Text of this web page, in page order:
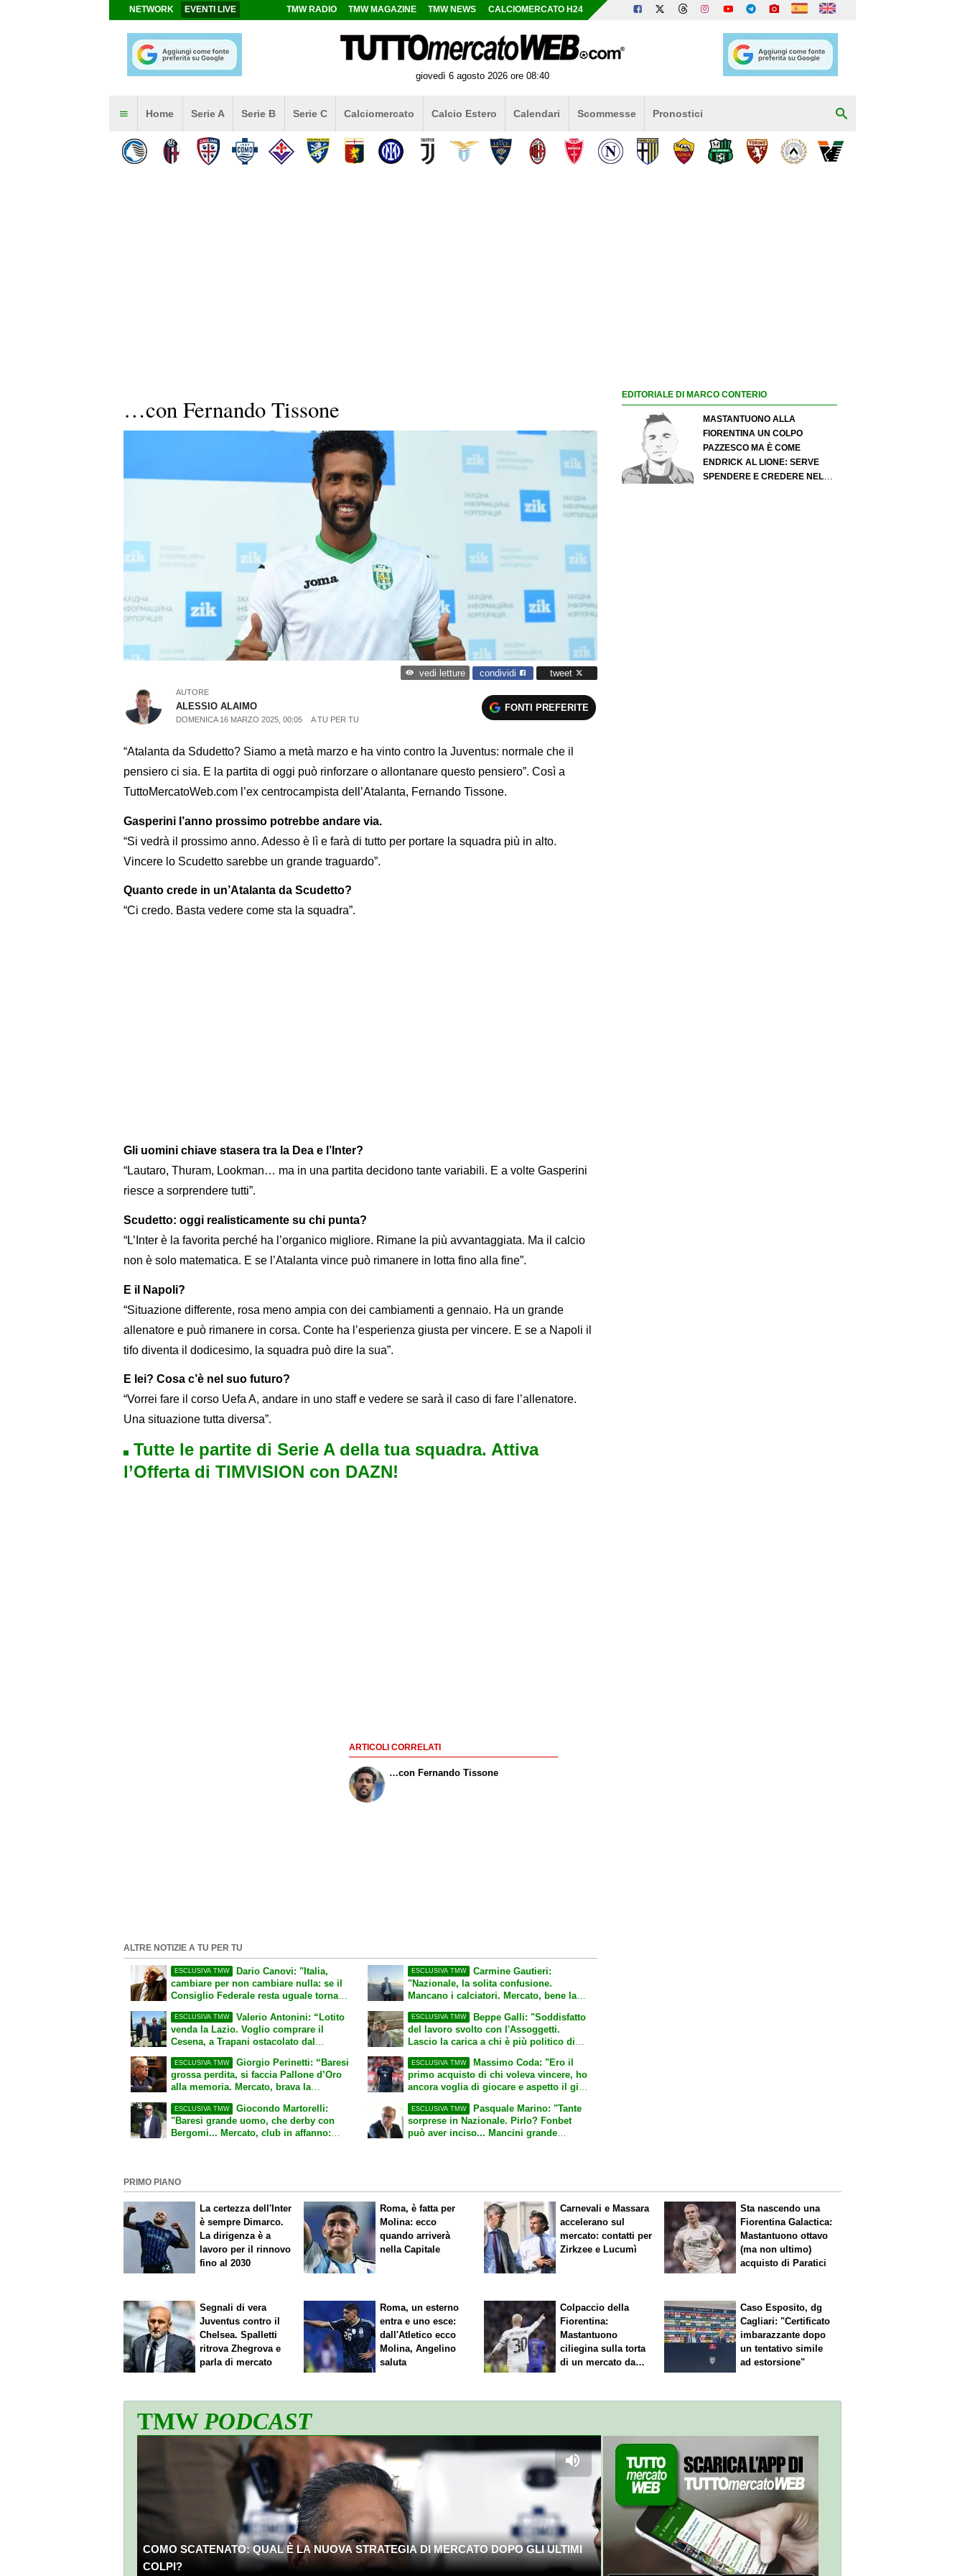
NETWORK EVENTI LIVE TMW RADIO TMW MAGAZINE TMW NEWS CALCIOMERCATO H24
giovedì 6 agosto 2026 ore 08:40
Home Serie A Serie B Serie C Calciomercato Calcio Estero Calendari Scommesse Pronostici
…con Fernando Tissone
vedi letture condividi tweet
AUTORE
ALESSIO ALAIMO
DOMENICA 16 MARZO 2025, 00:05 A TU PER TU
FONTI PREFERITE
“Atalanta da Sdudetto? Siamo a metà marzo e ha vinto contro la Juventus: normale che il
pensiero ci sia. E la partita di oggi può rinforzare o allontanare questo pensiero”. Così a
TuttoMercatoWeb.com l’ex centrocampista dell’Atalanta, Fernando Tissone.
Gasperini l’anno prossimo potrebbe andare via.
“Si vedrà il prossimo anno. Adesso è lì e farà di tutto per portare la squadra più in alto.
Vincere lo Scudetto sarebbe un grande traguardo”.
Quanto crede in un’Atalanta da Scudetto?
“Ci credo. Basta vedere come sta la squadra”.
Gli uomini chiave stasera tra la Dea e l’Inter?
“Lautaro, Thuram, Lookman… ma in una partita decidono tante variabili. E a volte Gasperini
riesce a sorprendere tutti”.
Scudetto: oggi realisticamente su chi punta?
“L’Inter è la favorita perché ha l’organico migliore. Rimane la più avvantaggiata. Ma il calcio
non è solo matematica. E se l’Atalanta vince può rimanere in lotta fino alla fine”.
E il Napoli?
“Situazione differente, rosa meno ampia con dei cambiamenti a gennaio. Ha un grande
allenatore e può rimanere in corsa. Conte ha l’esperienza giusta per vincere. E se a Napoli il
tifo diventa il dodicesimo, la squadra può dire la sua”.
E lei? Cosa c’è nel suo futuro?
“Vorrei fare il corso Uefa A, andare in uno staff e vedere se sarà il caso di fare l’allenatore.
Una situazione tutta diversa”.
Tutte le partite di Serie A della tua squadra. Attiva
l’Offerta di TIMVISION con DAZN!
ARTICOLI CORRELATI
…con Fernando Tissone
ALTRE NOTIZIE A TU PER TU
ESCLUSIVA TMW
Dario Canovi: "Italia,
cambiare per non cambiare nulla: se il
Consiglio Federale resta uguale torna
a Molina"
ESCLUSIVA TMW
Valerio Antonini: “Lotito
venda la Lazio. Voglio comprare il
Cesena, a Trapani ostacolato dal
Palermo"
ESCLUSIVA TMW
Carmine Gautieri:
"Nazionale, la solita confusione.
Mancano i calciatori. Mercato, bene la
ESCLUSIVA TMW
Beppe Galli: "Soddisfatto
del lavoro svolto con l'Assoggetti.
Lascio la carica a chi è più politico di
Nazionale non cambia"
ESCLUSIVA TMW
Giorgio Perinetti: “Baresi
grossa perdita, si faccia Pallone d’Oro
alla memoria. Mercato, brava la
Caso Esposito-Cagliari, addio
probabile”
ESCLUSIVA TMW
Giocondo Martorelli:
"Baresi grande uomo, che derby con
Bergomi... Mercato, club in affanno:
ESCLUSIVA TMW
Massimo Coda: "Ero il
primo acquisto di chi voleva vincere, ho
ancora voglia di giocare e aspetto il giro
più completa dell'anno scorso"
ESCLUSIVA TMW
Pasquale Marino: "Tante
sorprese in Nazionale. Pirlo? Fonbet
può aver inciso... Mancini grande
EDITORIALE DI MARCO CONTERIO
MASTANTUONO ALLA
FIORENTINA UN COLPO
PAZZESCO MA È COME
ENDRICK AL LIONE: SERVE
SPENDERE E CREDERE NELLO
PRIMO PIANO
La certezza dell'Inter
è sempre Dimarco.
La dirigenza è a
lavoro per il rinnovo
fino al 2030
Roma, è fatta per
Molina: ecco
quando arriverà
nella Capitale
Carnevali e Massara
accelerano sul
mercato: contatti per
Zirkzee e Lucumì
Sta nascendo una
FiorentinaGalactica:
Mastantuono ottavo
(ma non ultimo)
acquisto di Paratici
Segnali di vera
Juventus contro il
Chelsea. Spalletti
ritrova Zhegrova e
parla di mercato
Roma, un esterno
entra e uno esce:
dall'Atletico ecco
Molina, Angelino
saluta
Colpaccio della
Fiorentina:
Mastantuono
ciliegina sulla torta
di un mercato da
Caso Esposito, dg
Cagliari: "Certificato
imbarazzante dopo
un tentativo simile
ad estorsione"
TMWPODCAST
COMO SCATENATO: QUAL È LA NUOVA STRATEGIA DI MERCATO DOPO GLI ULTIMI
COLPI?